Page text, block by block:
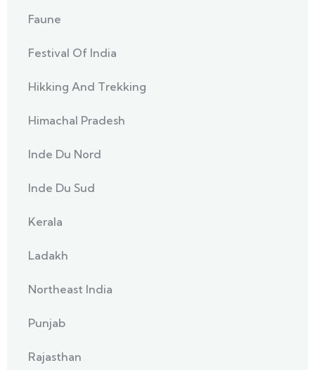
Faune
Festival Of India
Hikking And Trekking
Himachal Pradesh
Inde Du Nord
Inde Du Sud
Kerala
Ladakh
Northeast India
Punjab
Rajasthan